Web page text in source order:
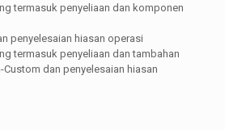
termasuk penyeliaan dan komponen
penyelesaian hiasan operasi
termasuk penyeliaan dan tambahan
dan penyelesaian hiasan